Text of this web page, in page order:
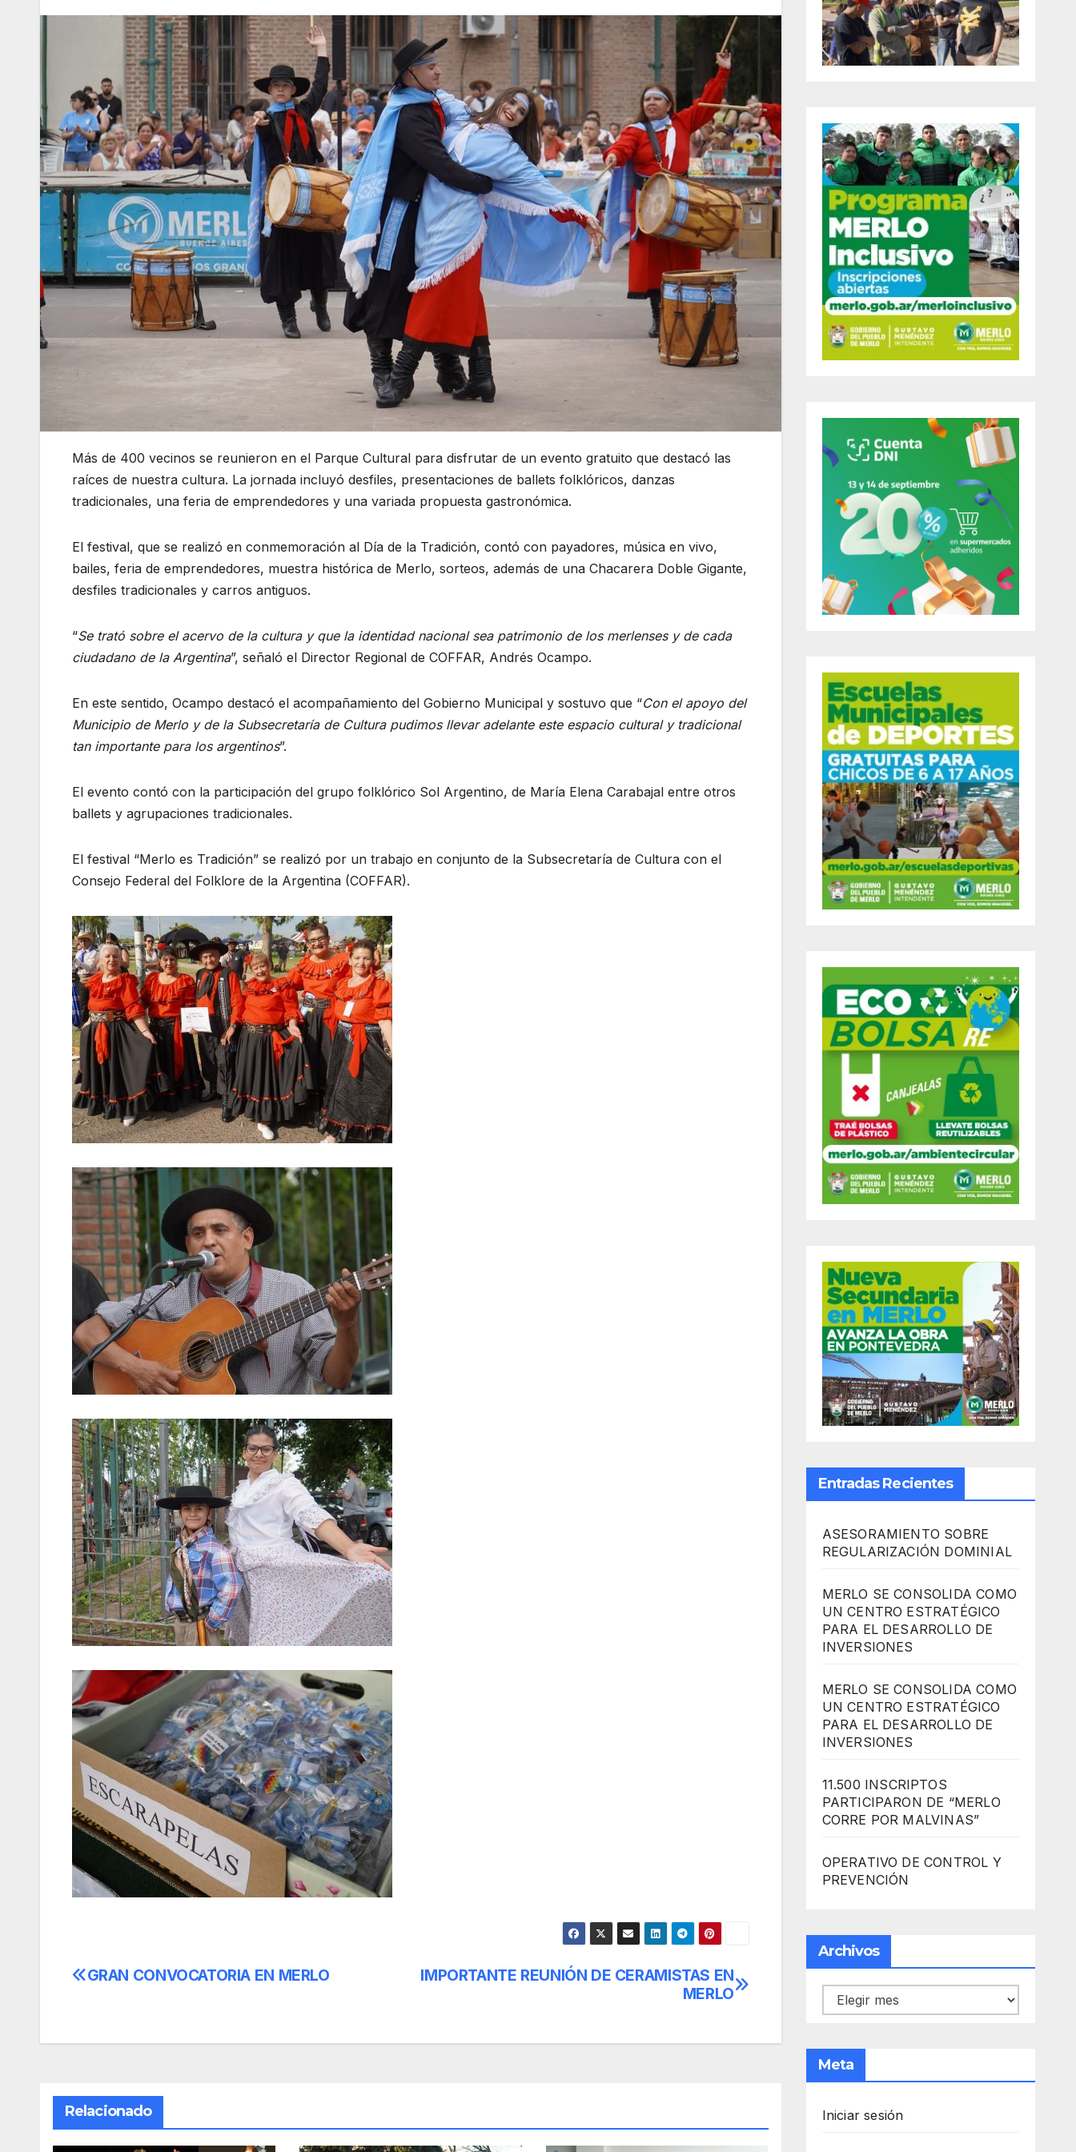
Más de 400 vecinos se reunieron en el Parque Cultural para disfrutar de un evento gratuito que destacó las
raíces de nuestra cultura. La jornada incluyó desfiles, presentaciones de ballets folklóricos, danzas
tradicionales, una feria de emprendedores y una variada propuesta gastronómica.
El festival, que se realizó en conmemoración al Día de la Tradición, contó con payadores, música en vivo,
bailes, feria de emprendedores, muestra histórica de Merlo, sorteos, además de una Chacarera Doble Gigante,
desfiles tradicionales y carros antiguos.
“Se trató sobre el acervo de la cultura y que la identidad nacional sea patrimonio de los merlenses y de cada
ciudadano de la Argentina”, señaló el Director Regional de COFFAR, Andrés Ocampo.
En este sentido, Ocampo destacó el acompañamiento del Gobierno Municipal y sostuvo que “Con el apoyo del
Municipio de Merlo y de la Subsecretaría de Cultura pudimos llevar adelante este espacio cultural y tradicional
tan importante para los argentinos”.
El evento contó con la participación del grupo folklórico Sol Argentino, de María Elena Carabajal entre otros
ballets y agrupaciones tradicionales.
El festival “Merlo es Tradición” se realizó por un trabajo en conjunto de la Subsecretaría de Cultura con el
Consejo Federal del Folklore de la Argentina (COFFAR).
Navegación
entradas
IMPORTANTE REUNIÓN DE CERAMISTAS EN
MERLO
GRAN CONVOCATORIA EN MERLO
Relacionado
Entradas Recientes
ASESORAMIENTO SOBRE
REGULARIZACIÓN DOMINIAL
MERLO SE CONSOLIDA COMO
UN CENTRO ESTRATÉGICO
PARA EL DESARROLLO DE
INVERSIONES
MERLO SE CONSOLIDA COMO
UN CENTRO ESTRATÉGICO
PARA EL DESARROLLO DE
INVERSIONES
11.500 INSCRIPTOS
PARTICIPARON DE “MERLO
CORRE POR MALVINAS”
OPERATIVO DE CONTROL Y
PREVENCIÓN
Archivos
Archivos
Meta
Iniciar sesión